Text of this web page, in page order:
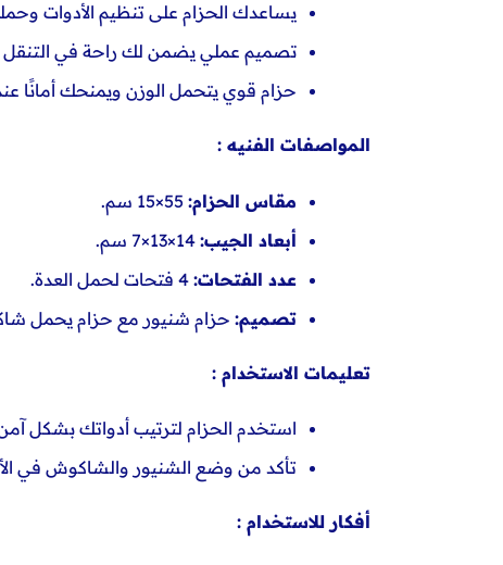
يساعدك الحزام على تنظيم الأدوات
تصميم عملي يضمن لك راحة في التنقل
حزام قوي يتحمل الوزن ويمنحك أمانًا
المواصفات الفنيه :
مقاس الحزام:
أبعاد الجيب:
عدد الفتحات:
تصميم: حزام شنيور مع حزام يحمل
تعليمات الاستخدام :
استخدم الحزام لترتيب أدواتك بشكل
تأكد من وضع الشنيور والشاكوش في
أفكار للاستخدام :